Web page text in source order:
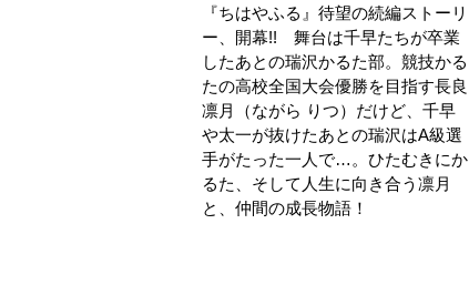
『ちはやふる』待望の続編ストーリ
ー、開幕!! 舞台は千早たちが卒業
したあとの瑞沢かるた部。競技かる
たの高校全国大会優勝を目指す長良
凛月（ながら りつ）だけど、千早
や太一が抜けたあとの瑞沢はA級選
手がたった一人で…。ひたむきにか
るた、そして人生に向き合う凛月
と、仲間の成長物語！